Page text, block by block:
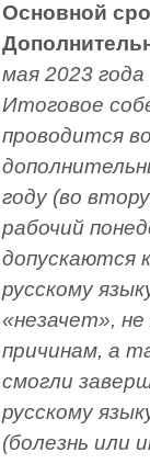
Основной
мая 2023 года
Итоговое
проводится
году (во
рабочий
допускаются
русскому
«незачет»,
причинам, а
смогли
русскому
(болезнь или